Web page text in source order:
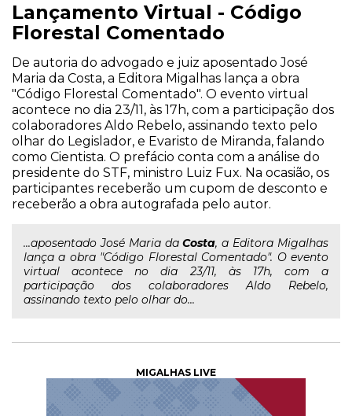
Lançamento Virtual - Código
Florestal Comentado
De autoria do advogado e juiz aposentado José
Maria da Costa, a Editora Migalhas lança a obra
"Código Florestal Comentado". O evento virtual
acontece no dia 23/11, às 17h, com a participação dos
colaboradores Aldo Rebelo, assinando texto pelo
olhar do Legislador, e Evaristo de Miranda, falando
como Cientista. O prefácio conta com a análise do
presidente do STF, ministro Luiz Fux. Na ocasião, os
participantes receberão um cupom de desconto e
receberão a obra autografada pelo autor.
...aposentado José Maria daCosta, a Editora Migalhas
lança a obra "Código Florestal Comentado". O evento
virtual acontece no dia 23/11, às 17h, com a
participação dos colaboradores Aldo Rebelo,
assinando texto pelo olhar do...
MIGALHAS LIVE